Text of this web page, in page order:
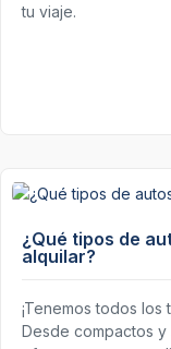
tu viaje.
¿Qué tipos de
alquilar?
¡Tenemos todos
Desde compactos y